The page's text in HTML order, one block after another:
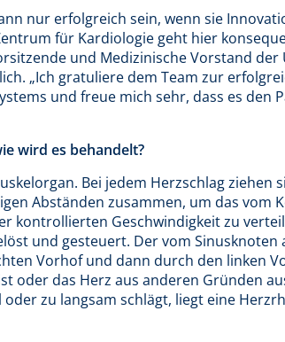
nur erfolgreich sein, wenn sie
für Kardiologie geht hier
und Medizinische Vorstand
„Ich gratuliere dem Team zur
und freue mich sehr, dass es den
wird es behandelt?
Bei jedem Herzschlag ziehen
Abständen zusammen, um das vom
kontrollierten Geschwindigkeit zu
und gesteuert. Der vom Sinusknoten
Vorhof und dann durch den linken
oder das Herz aus anderen Gründen
zu langsam schlägt, liegt eine